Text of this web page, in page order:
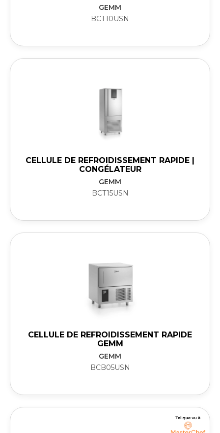
GEMM
BCT10USN
CELLULE DE REFROIDISSEMENT RAPIDE |
CONGÉLATEUR
GEMM
BCT15USN
CELLULE DE REFROIDISSEMENT RAPIDE
GEMM
GEMM
BCB05USN